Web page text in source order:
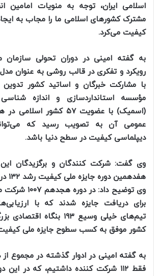
اسلامی ایران، توجه به منویات امامین
مشترک کشور‌های اسلامی ما را مجاب به
کیفیت می‌کرد.
به گفته امینی در دوران تحولی سازمان
رویکرد و تفکری در قالب روشی به عنوان
با مشارکت خبرگان و اساتید کشور
مؤسسه استانداردسازی و اندازه
(اسمیک) با عضویت ۵۷ کشور
عمومی آن به تصویب رسید که
دیپلماسی کیفیت در سطح دنیا باشد.
وی گفت: شرکت کنندگان و برگزیدگان این
هفدهمین دوره جایزه ملی کیفیت رشد ۱۳۲ درصدی داشته است.
وی توضیح داد:
برای دریافت جایزه شدند که با
تیم‌های خیلی وسیع ۱۹۳
کشور موفق به کسب سطوح جایزه ملی
به گفته امینی در ادوار گذشته در مجموع
فقط ۱۱۲ شرکت کننده داشتیم، که در